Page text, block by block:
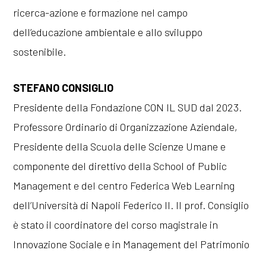
ricerca-azione e formazione nel campo
dell’educazione ambientale e allo sviluppo
sostenibile.
STEFANO CONSIGLIO
Presidente della Fondazione CON IL SUD dal 2023.
Professore Ordinario di Organizzazione Aziendale,
Presidente della Scuola delle Scienze Umane e
componente del direttivo della School of Public
Management e del centro Federica Web Learning
dell’Università di Napoli Federico II. Il prof. Consiglio
è stato il coordinatore del corso magistrale in
Innovazione Sociale e in Management del Patrimonio